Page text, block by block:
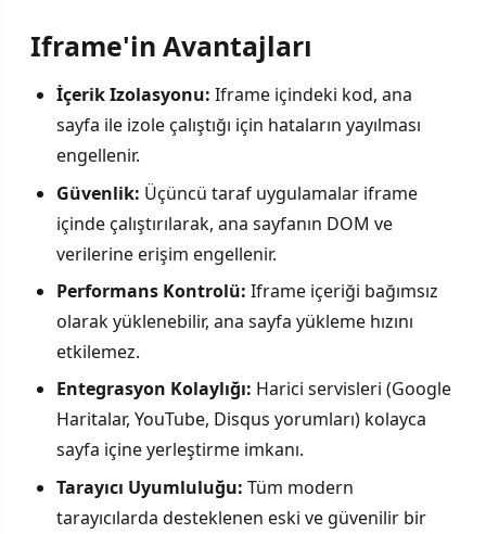
Iframe'in Avantajları
İçerik Izolasyonu: Iframe içindeki kod, ana
sayfa ile izole çalıştığı için hataların yayılması
engellenir.
Güvenlik: Üçüncü taraf uygulamalar iframe
içinde çalıştırılarak, ana sayfanın DOM ve
verilerine erişim engellenir.
Performans Kontrolü: Iframe içeriği bağımsız
olarak yüklenebilir, ana sayfa yükleme hızını
etkilemez.
Entegrasyon Kolaylığı: Harici servisleri (Google
Haritalar, YouTube, Disqus yorumları) kolayca
sayfa içine yerleştirme imkanı.
Tarayıcı Uyumluluğu: Tüm modern
tarayıcılarda desteklenen eski ve güvenilir bir